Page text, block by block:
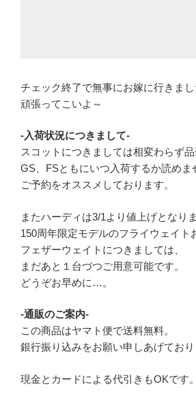
チェック終了で無事にお嫁に行きまし
頑張ってこいよ～
-入荷状況につきまして-
スコットにつきましては相変わらず品
GS、FSともにいつ入荷するか読めま
ご予約をオススメしております。
またハーディは3/1より値上げとなりま
150周年限定モデルのフライウェイト
フェザーウェイトにつきましては、
まだあと１台づつご用意可能です。
どうぞお早めに…。
-通販のご案内-
この商品はヤマト便で送料無料。
銀行振り込みをお願い申しあげており
現金とカードによる代引きもOKです。